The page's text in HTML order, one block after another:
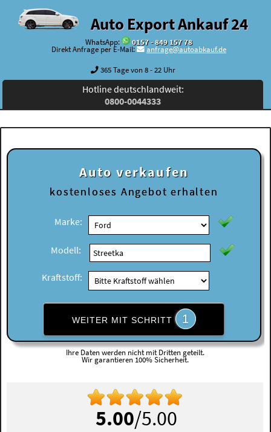
Auto Export Ankauf 24
WhatsApp:
0157 - 849 157 78
Direkt Anfrage per E-Mail:
anfrage@autoabkauf.de
365 Tage von 8 - 22 Uhr
Hotline deutschlandweit:
0800-0044333
Auto verkaufen
kostenloses Angebot erhalten
Marke:
Modell:
Kraftstoff:
WEITER MIT SCHRITT 1
Ihre Daten werden nicht mit Dritten geteilt.
Wir garantieren 100% Sicherheit.
5.00/5.00